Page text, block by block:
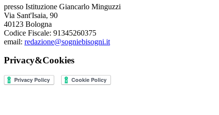
presso Istituzione Giancarlo Minguzzi
Via Sant'Isaia, 90
40123 Bologna
Codice Fiscale: 91345260375
email: redazione@sogniebisogni.it
Privacy&Cookies